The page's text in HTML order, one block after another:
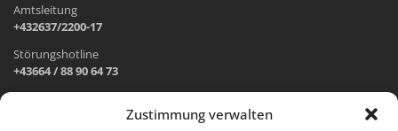
Zustimmung verwalten
Amtsleitung
+432637/2200-17
Störungshotline
+43664 / 88 90 64 73